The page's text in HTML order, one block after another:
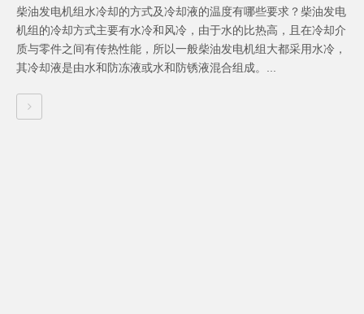
柴油发电机组水冷却的方式及冷却液的温度有哪些要求？柴油发电
机组的冷却方式主要有水冷和风冷，由于水的比热高，且在冷却介
质与零件之间有传热性能，所以一般柴油发电机组大都采用水冷，
其冷却液是由水和防冻液或水和防锈液混合组成。...